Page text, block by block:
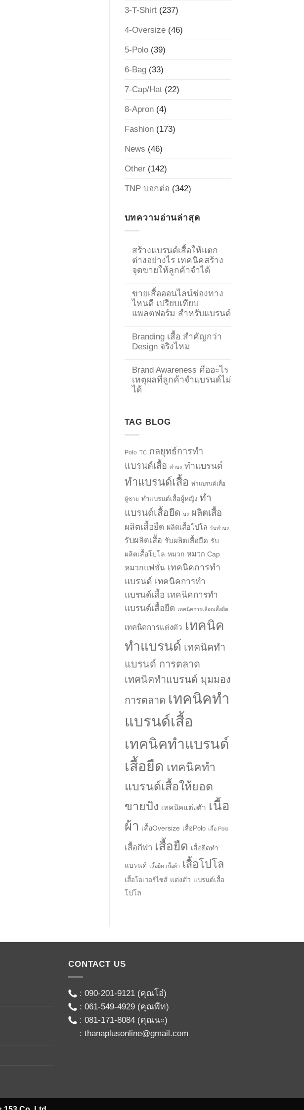
3-T-Shirt(237)
4-Oversize(46)
5-Polo(39)
6-Bag(33)
7-Cap/Hat(22)
8-Apron(4)
Fashion(173)
News (46)
Other(142)
TNP บอกต่อ (342)
บทความอ่านล่าสุด
สร้างแบรนด์เสื้อให้แตก
ต่างอย่างไร เทคนิคสร้าง
จุดขายให้ลูกค้าจำได้
ขายเสื้อออนไลน์ช่องทาง
ไหนดี เปรียบเทียบ
แพลตฟอร์ม สำหรับแบรนด์
Branding เสื้อ สำคัญกว่า
Design จริงไหม
Brand Awareness คืออะไร
เหตุผลที่ลูกค้าจำแบรนด์ไม่
ได้
TAG BLOG
Polo TC กลยุทธ์การทำ
แบรนด์เสื้อ ทำบง ทำแบรนด์
ทำแบรนด์เสื้อ ทำแบรนด์เสื้อ
ผู้ชาย ทำแบรนด์เสื้อผู้หญิง ทำ
แบรนด์เสื้อยืด บง ผลิตเสื้อ
ผลิตเสื้อยืด ผลิตเสื้อโปโล รับทำบง
รับผลิตเสื้อ รับผลิตเสื้อยืด รับ
ผลิตเสื้อโปโล หมวก หมวก Cap
หมวกแฟชั่น เทคนิคการทำ
แบรนด์ เทคนิคการทำ
แบรนด์เสื้อ เทคนิคการทำ
แบรนด์เสื้อยืด เทคนิคการเลือกเสื้อยืด
เทคนิคการแต่งตัว เทคนิค
ทำแบรนด์ เทคนิคทำ
แบรนด์ การตลาด
เทคนิคทำแบรนด์ มุมมอง
การตลาด เทคนิคทำ
แบรนด์เสื้อ
เทคนิคทำแบรนด์
เสื้อยืด เทคนิคทำ
แบรนด์เสื้อให้ยอด
ขายปัง เทคนิคแต่งตัว เนื้อ
ผ้า เสื้อOversize เสื้อPolo เสื้อ Polo
เสื้อกีฬา เสื้อยืด เสื้อยืดทำ
แบรนด์ เสื้อยืด เนื้อผ้า เสื้อโปโล
เสื้อโอเวอร์ไซส์ แต่งตัว แบรนด์เสื้อ
โปโล
CONTACT US
: 090-201-9121(คุณโอ๋)
: 061-549-4929(คุณพีท)
: 081-171-8084(คุณนะ)
: thanaplusonline@gmail.com